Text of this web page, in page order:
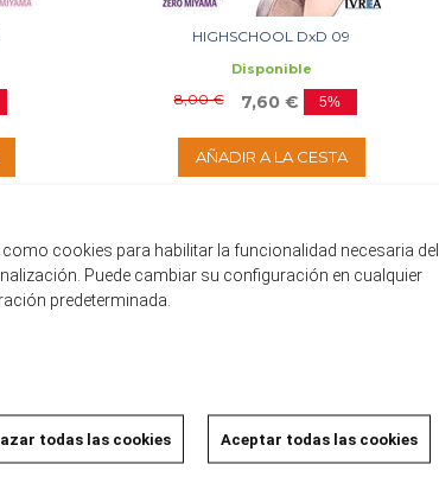
HIGHSCHOOL DxD 09
Disponible
8,00 € 7,60 € 5%
AÑADIR A LA CESTA
cookies para habilitar la funcionalidad necesaria del
Puede cambiar su configuración en cualquier
predeterminada.
todas las cookies Aceptar todas las cookies